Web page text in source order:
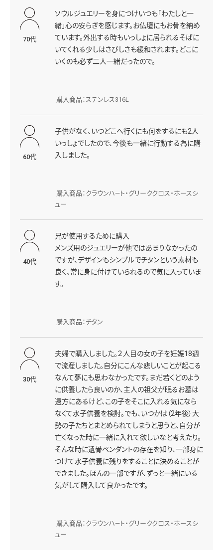
70代
ソウルジュエリーを身につけいつも「わたしと一
緒」心の安らぎを感じます。お仏壇にもお骨を納め
ています。外出する時もいっしょに居られるそばに
いてくれる少しはさびしさも緩和されます。どこに
いくのも必ず二人一緒だったので。
購入商品：ステンレス316L
60代
子供がなく、いつどこへ行くにも何をするにも2人
いっしょでしたので、今後も一緒に行動する為に購
入しました。
購入商品：クラウンハ―ト・グリーククロス・ホースシ
ュー
40代
兄が使用するために購入
メンズ用のジュエリーが他ではあまりなかったの
ですが、デザインもシンプルでチタンという素材も
良く、常に身に付けていられるので気に入っていま
す。
購入商品：チタン
30代
夫婦で購入しました。２人目の女の子を妊娠18週
で流産しました。自分にこんな悲しいことが起こる
なんて夢にも思わなかったです。まだ若くどのよう
に供養したら良いのか、主人の祖父が眠るお墓は
遠方にあるけど、この子をそこに入れる気になら
なくて水子供養を検討。でも、いつかは（2年後）大
勢の子たちとまとめられてしまうと思うと、自分が
亡くなった時に一緒に入れて欲しいなと考えたり。
そんな時に遺骨ペンダントの存在を知り、一部身に
つけて水子供養に残りをすることに決めることが
できました。ほんの一部ですが、ずっと一緒にいる
気がして購入して良かったです。
購入商品：クラウンハ―ト・グリーククロス・ホースシ
ュー